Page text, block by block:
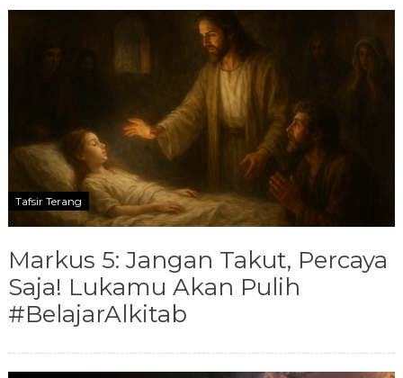
Tafsir Terang
Markus 5: Jangan Takut, Percaya
Saja! Lukamu Akan Pulih
#BelajarAlkitab